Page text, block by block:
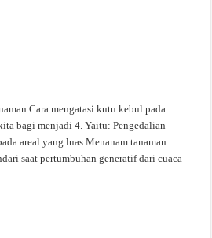
Cara mengatasi kutu kebul pada
bagi menjadi 4. Yaitu: Pengedalian
areal yang luas.Menanam tanaman
saat pertumbuhan generatif dari cuaca